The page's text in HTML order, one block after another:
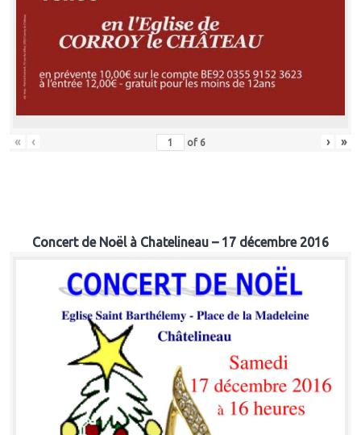
« ‹ of 6 › »
Concert de Noël à Chatelineau – 17 décembre 2016